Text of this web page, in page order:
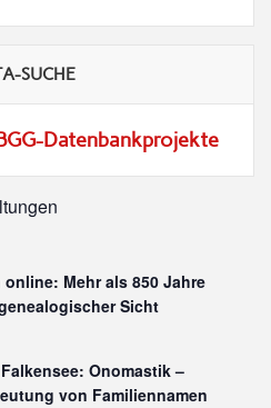
SUCHE
Datenbankprojekte
Mehr als 850 Jahre
Sicht
Onomastik –
von Familiennamen